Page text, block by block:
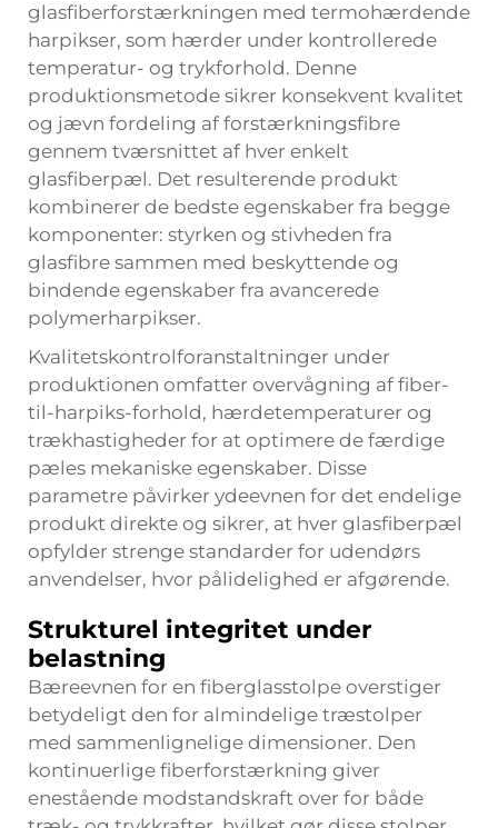
glasfiberforstærkningen med termohærdende
harpikser, som hærder under kontrollerede
temperatur- og trykforhold. Denne
produktionsmetode sikrer konsekvent kvalitet
og jævn fordeling af forstærkningsfibre
gennem tværsnittet af hver enkelt
glasfiberpæl. Det resulterende produkt
kombinerer de bedste egenskaber fra begge
komponenter: styrken og stivheden fra
glasfibre sammen med beskyttende og
bindende egenskaber fra avancerede
polymerharpikser.
Kvalitetskontrolforanstaltninger under
produktionen omfatter overvågning af fiber-
til-harpiks-forhold, hærdetemperaturer og
trækhastigheder for at optimere de færdige
pæles mekaniske egenskaber. Disse
parametre påvirker ydeevnen for det endelige
produkt direkte og sikrer, at hver glasfiberpæl
opfylder strenge standarder for udendørs
anvendelser, hvor pålidelighed er afgørende.
Strukturel integritet under
belastning
Bæreevnen for en fiberglasstolpe overstiger
betydeligt den for almindelige træstolper
med sammenlignelige dimensioner. Den
kontinuerlige fiberforstærkning giver
enestående modstandskraft over for både